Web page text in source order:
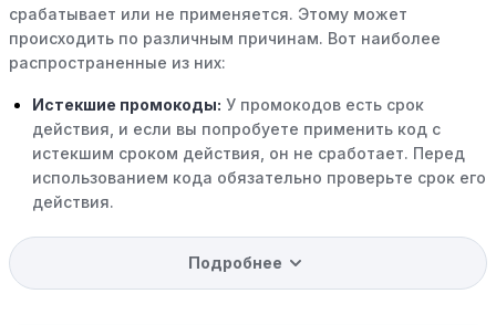
срабатывает или не применяется. Этому может
происходить по различным причинам. Вот наиболее
распространенные из них:
Истекшие промокоды: У промокодов есть срок
действия, и если вы попробуете применить код с
истекшим сроком действия, он не сработает. Перед
использованием кода обязательно проверьте срок его
действия.
Уже со скидкой:В некоторых случаях интересующий
вас товар может быть уже со скидкой. Некоторые
магазины предлагают скидки и акции напрямую, без
Подробнее